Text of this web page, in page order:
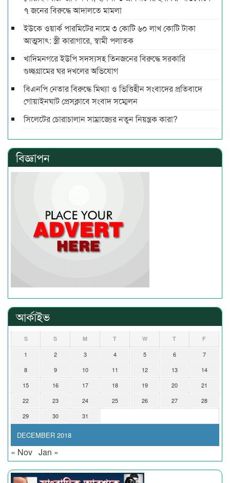
৭ জনের বিরুদ্ধে আদালতে মামলা
ইউকে ওয়ার্ক পারমিটের নামে ৩ কোটি ৬০ লাখ কোটি টাকা
আত্মসাৎ: স্ত্রী কারাগারে, স্বামী পলাতক
খাদিমনগরে ইউপি সদস্যসহ তিনজনের বিরুদ্ধে সরকারি
গুচ্ছগ্রামের ঘর দখলের অভিযোগ
বিএনপি নেতার বিরুদ্ধে মিথ্যা ও ভিত্তিহীন সংবাদের প্রতিবাদে
গোয়াইনঘাট প্রেসক্লাবে সংবাদ সম্মেলন
সিলেটের চোরাচালান সাম্রাজ্যের নতুন নিয়ন্ত্রক কারা?
বিজ্ঞাপন
আর্কাইভ
DECEMBER 2018
S S M T W T F
1 2 3 4 5 6
7
8
9 10 11 12 13
14
15
16 17 18 19 20
21
22
23 24 25 26 27
28
29
30 31
« Nov Jan »